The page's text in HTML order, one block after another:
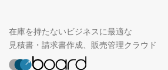
在庫を持たないビジネスに最適な
見積書・請求書作成、販売管理クラウド